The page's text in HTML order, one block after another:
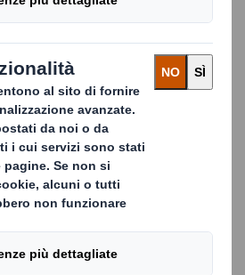
arrivino a destinazione, le
già enormi quantità di gas a
e il metano. L’estrazione
prime, infatti,
ben la metà del totale
gas serra. Anche le risorse
di questo processo, che
di perdita di habitat e
stiamo già consumando il
che la terra è in grado di